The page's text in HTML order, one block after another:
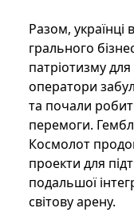
Разом, українці
грального
патріотизму
оператори
та почали
перемоги.
Космолот
проекти для
подальшої
світову арену.